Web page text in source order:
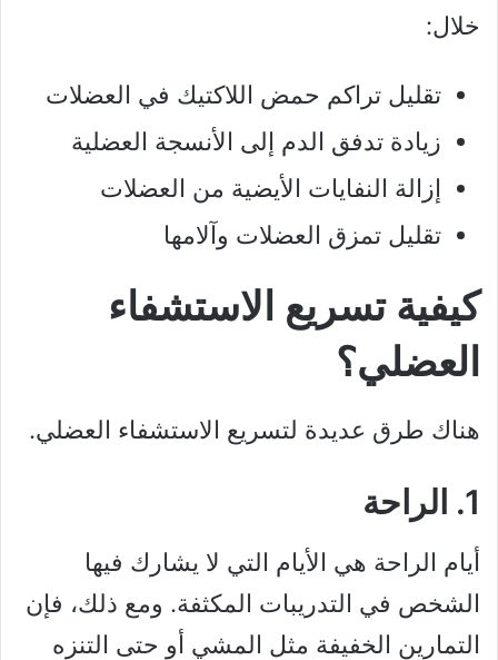
خلال:
تقليل تراكم حمض اللاكتيك في العضلات
زيادة تدفق الدم إلى الأنسجة العضلية
إزالة النفايات الأيضية من العضلات
تقليل تمزق العضلات وآلامها
كيفية تسريع الاستشفاء
العضلي؟
هناك طرق عديدة لتسريع الاستشفاء العضلي.
1. الراحة
أيام الراحة هي الأيام التي لا يشارك فيها
الشخص في التدريبات المكثفة. ومع ذلك، فإن
التمارين الخفيفة مثل المشي أو حتى التنزه